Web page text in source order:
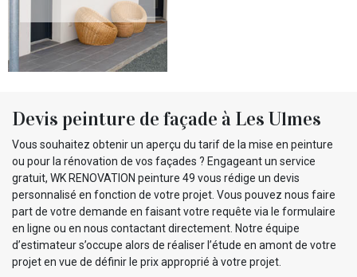
Devis peinture de façade à Les Ulmes
Vous souhaitez obtenir un aperçu du tarif de la mise en peinture
ou pour la rénovation de vos façades ? Engageant un service
gratuit, WK RENOVATION peinture 49 vous rédige un devis
personnalisé en fonction de votre projet. Vous pouvez nous faire
part de votre demande en faisant votre requête via le formulaire
en ligne ou en nous contactant directement. Notre équipe
d’estimateur s’occupe alors de réaliser l’étude en amont de votre
projet en vue de définir le prix approprié à votre projet.